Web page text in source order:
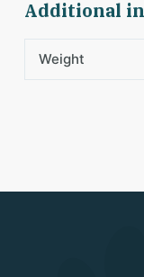
Additional
Weight